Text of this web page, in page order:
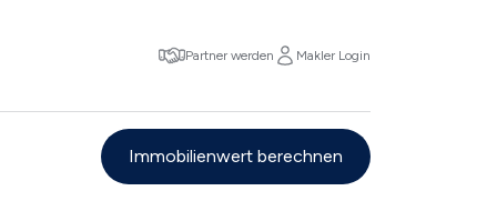
Partner werden Makler Login
Immobilienwert berechnen